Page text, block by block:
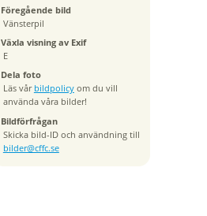
Föregående bild
Vänsterpil
Växla visning av Exif
E
Dela foto
Läs vår bildpolicyom du vill
använda våra bilder!
Bildförfrågan
Skicka bild-ID och användning till
bilder@cffc.se